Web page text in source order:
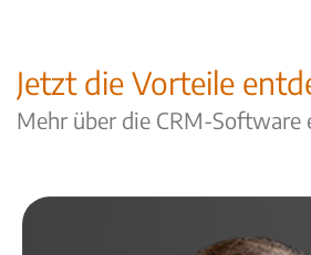
Jetzt die Vorteile
Mehr über die CRM-Software